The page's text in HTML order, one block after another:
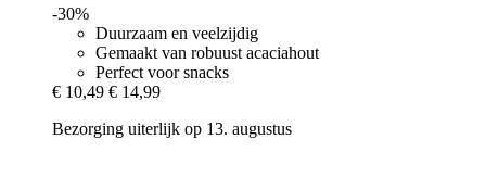
-30%
Duurzaam en veelzijdig
Gemaakt van robuust acaciahout
Perfect voor snacks
€ 10,49 € 14,99
Bezorging uiterlijk op 13. augustus